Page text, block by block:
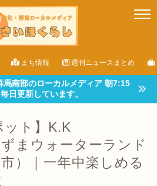
まち情報 週刊ニュースまとめ
馬南部のローカルメディア 朝7:15
日更新しています。
ット】K.K
まウォーターランド
市）｜一年中楽しめる